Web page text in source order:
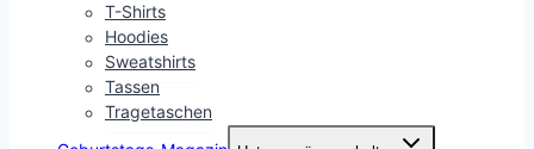
T-Shirts
Hoodies
Sweatshirts
Tassen
Tragetaschen